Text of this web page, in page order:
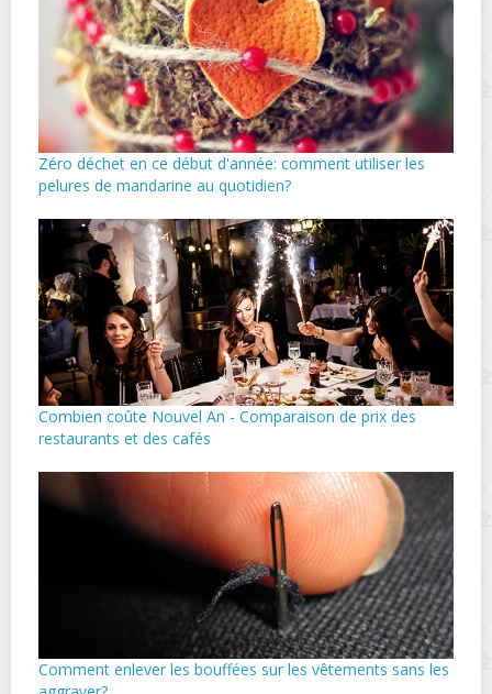
Zéro déchet en ce début d'année: comment utiliser les
pelures de mandarine au quotidien?
Combien coûte Nouvel An - Comparaison de prix des
restaurants et des cafés
Comment enlever les bouffées sur les vêtements sans les